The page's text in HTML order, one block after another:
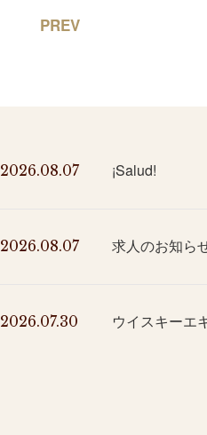
PREV
2026.08.07 ¡Salud!
2026.08.07 求人のお知らせ
2026.07.30 ウイスキーエ